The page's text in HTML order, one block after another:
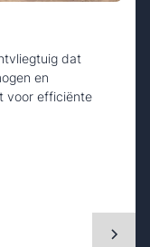
dat
en
voor efficiënte